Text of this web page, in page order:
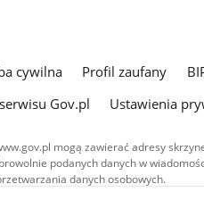
cywilna Profil zaufany
Gov.pl
Ustawienia
mogą zawierać adresy
podanych danych w
danych osobowych.
w serwisie (z wyłączeniem